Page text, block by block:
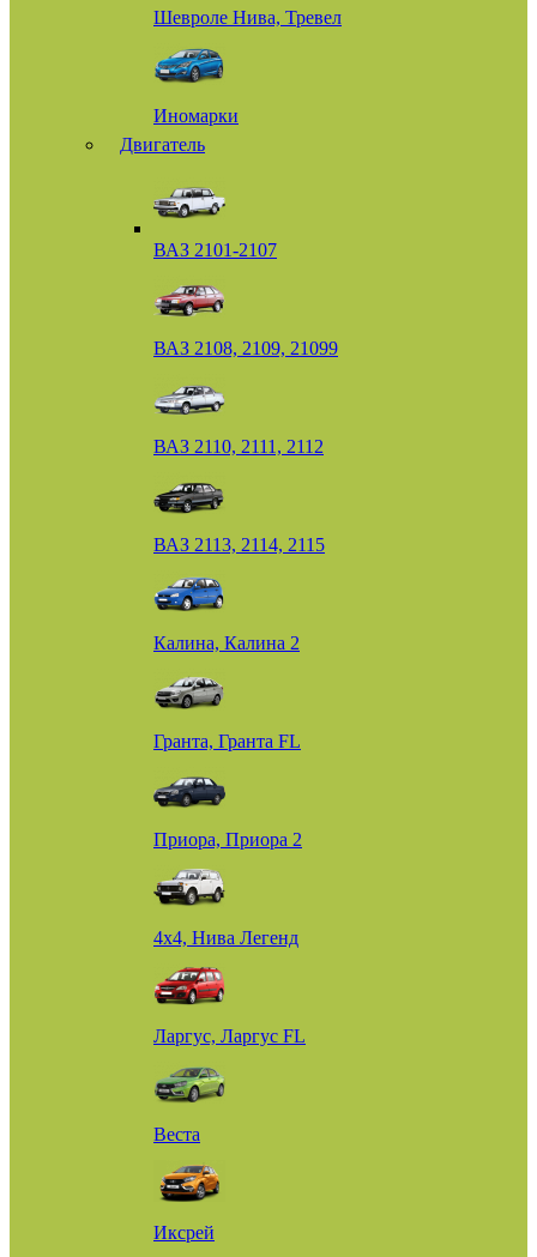
Шевроле Нива, Тревел
Иномарки
Двигатель
ВАЗ 2101-2107
ВАЗ 2108, 2109, 21099
ВАЗ 2110, 2111, 2112
ВАЗ 2113, 2114, 2115
Калина, Калина 2
Гранта, Гранта FL
Приора, Приора 2
4х4, Нива Легенд
Ларгус, Ларгус FL
Веста
Иксрей